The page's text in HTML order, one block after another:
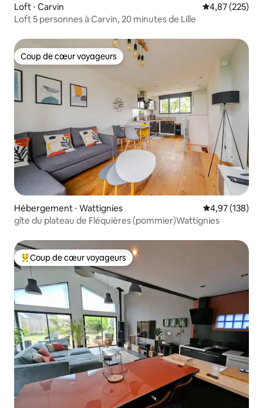
Loft ⋅ Carvin Évaluation
4,87 (225)
Loft 5 personnes à Carvin, 20 minutes de Lille
Coup de cœur voyageurs
Coup de cœur voyageurs
Hébergement ⋅ Wattignies Évaluation
4,97 (138)
gîte du plateau de Fléquières (pommier)Wattignies
Coups de cœur voyageurs les plus appréciés
Coup de cœur voyageurs